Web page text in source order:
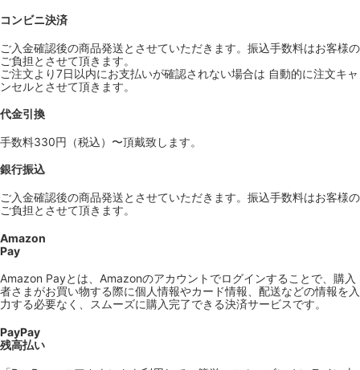
コンビニ決済
ご入金確認後の商品発送とさせていただきます。振込手数料はお客様の
ご負担とさせて頂きます。
ご注文より7日以内にお支払いが確認されない場合は 自動的に注文キャ
ンセルとさせて頂きます。
代金引換
手数料330円（税込）〜頂戴致します。
銀行振込
ご入金確認後の商品発送とさせていただきます。振込手数料はお客様の
ご負担とさせて頂きます。
Amazon
Pay
Amazon Payとは、Amazonのアカウントでログインすることで、購入
者さまがお買い物する際に個人情報やカード情報、配送などの情報を入
力する必要なく、スムーズに購入完了できる決済サービスです。
PayPay
残高払い